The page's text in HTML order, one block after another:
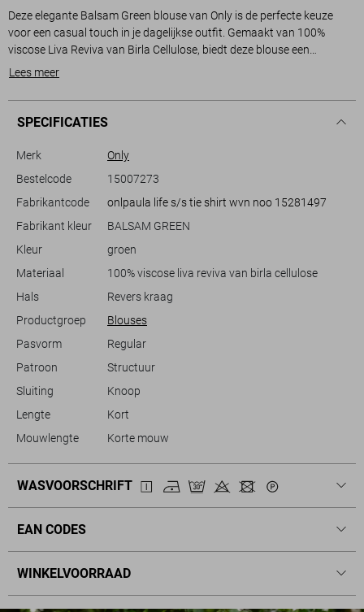
Deze elegante Balsam Green blouse van Only is de perfecte keuze
voor een casual touch in je dagelijkse outfit. Gemaakt van 100%
viscose Liva Reviva van Birla Cellulose, biedt deze blouse een
soepelvallende en ademende textuur. De korte mouwen en de revers
strikdetail aan de voorkant een speelse draai toevoegen. De unieke
structuur in de stof maakt deze blouse een bijzondere toevoeging aan
verschillende stijlen. Ideaal voor een ontspannen dagje uit of een
informele bijeenkomst. Combineer de blouse met een lichte jeans voor
een luchtige, zomerse look of draag hem met een rok voor een meer
moeiteloos stijlvol uitziet, waar je ook naartoe gaat.
Lees meer
SPECIFICATIES
Merk
Only
Bestelcode
15007273
Fabrikantcode
onlpaula life s/s tie shirt wvn noo 15281497
Fabrikant kleur
BALSAM GREEN
Kleur
groen
Materiaal
100% viscose liva reviva van birla cellulose
Hals
Revers kraag
Productgroep
Blouses
Pasvorm
Regular
Patroon
Structuur
Sluiting
Knoop
Lengte
Kort
Mouwlengte
Korte mouw
WASVOORSCHRIFT
EAN CODES
WINKELVOORRAAD